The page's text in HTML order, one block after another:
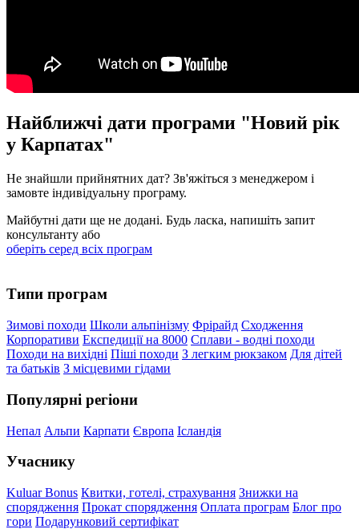
Найближчі дати програми "Новий рік
у Карпатах"
Не знайшли прийнятних дат? Зв'яжіться з менеджером і
замовте індивідуальну програму.
Майбутні дати ще не додані. Будь ласка, напишіть запит
консультанту або
оберіть серед всіх програм
Типи програм
Зимові походи Школи альпінізму Фрірайд Сходження
Корпоративи Експедиції на 8000 Сплави - водні походи
Походи на вихідні Піші походи З легким рюкзаком Для дітей
та батьків З місцевими гідами
Популярні регіони
Непал Альпи Карпати Європа Ісландія
Учаснику
Kuluar Bonus Квитки, готелі, страхування Знижки на
спорядження Прокат спорядження Оплата програм Блог про
гори Подарунковий сертифікат